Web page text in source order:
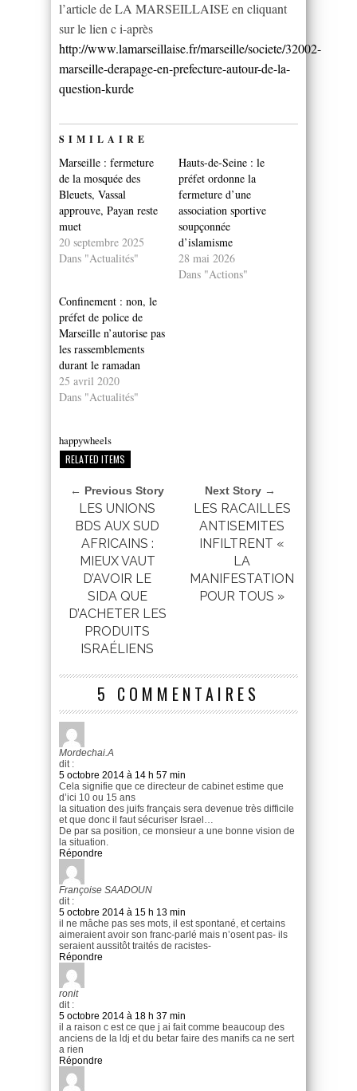
l’article de LA MARSEILLAISE en cliquant
sur le lien c i-après
http://www.lamarseillaise.fr/marseille/societe/32002-
marseille-derapage-en-prefecture-autour-de-la-
question-kurde
SIMILAIRE
Marseille : fermeture
de la mosquée des
Bleuets, Vassal
approuve, Payan reste
muet
20 septembre 2025
Dans "Actualités"
Hauts-de-Seine : le
préfet ordonne la
fermeture d’une
association sportive
soupçonnée
d’islamisme
28 mai 2026
Dans "Actions"
Confinement : non, le
préfet de police de
Marseille n’autorise pas
les rassemblements
durant le ramadan
25 avril 2020
Dans "Actualités"
happywheels
RELATED ITEMS
← Previous Story
LES UNIONS
BDS AUX SUD
AFRICAINS :
MIEUX VAUT
D’AVOIR LE
SIDA QUE
D’ACHETER LES
PRODUITS
ISRAÉLIENS
Next Story →
LES RACAILLES
ANTISEMITES
INFILTRENT «
LA
MANIFESTATION
POUR TOUS »
5 COMMENTAIRES
Mordechai.A
dit :
5 octobre 2014 à 14 h 57 min
Cela signifie que ce directeur de cabinet estime que
d’ici 10 ou 15 ans
la situation des juifs français sera devenue très difficile
et que donc il faut sécuriser Israel…
De par sa position, ce monsieur a une bonne vision de
la situation.
Répondre
Françoise SAADOUN
dit :
5 octobre 2014 à 15 h 13 min
il ne mâche pas ses mots, il est spontané, et certains
aimeraient avoir son franc-parlé mais n’osent pas- ils
seraient aussitôt traités de racistes-
Répondre
ronit
dit :
5 octobre 2014 à 18 h 37 min
il a raison c est ce que j ai fait comme beaucoup des
anciens de la ldj et du betar faire des manifs ca ne sert
a rien
Répondre